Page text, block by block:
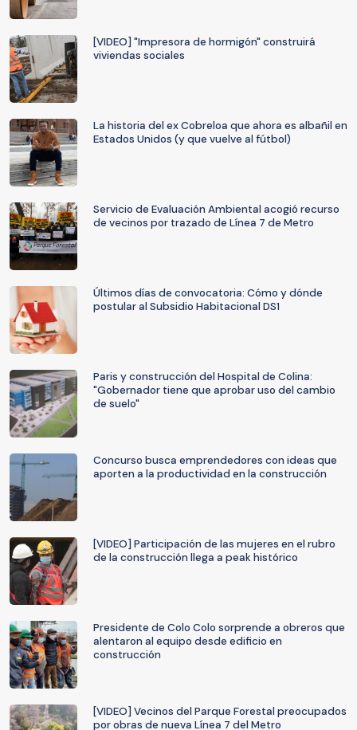
[VIDEO] "Impresora de hormigón" construirá
viviendas sociales
La historia del ex Cobreloa que ahora es albañil en
Estados Unidos (y que vuelve al fútbol)
Servicio de Evaluación Ambiental acogió recurso
de vecinos por trazado de Línea 7 de Metro
Últimos días de convocatoria: Cómo y dónde
postular al Subsidio Habitacional DS1
Paris y construcción del Hospital de Colina:
"Gobernador tiene que aprobar uso del cambio
de suelo"
Concurso busca emprendedores con ideas que
aporten a la productividad en la construcción
[VIDEO] Participación de las mujeres en el rubro
de la construcción llega a peak histórico
Presidente de Colo Colo sorprende a obreros que
alentaron al equipo desde edificio en
construcción
[VIDEO] Vecinos del Parque Forestal preocupados
por obras de nueva Línea 7 del Metro